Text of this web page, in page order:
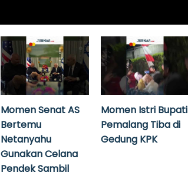
Momen Senat AS
Bertemu
Netanyahu
Gunakan Celana
Pendek Sambil
Momen Istri Bupati
Pemalang Tiba di
Gedung KPK